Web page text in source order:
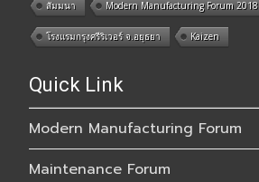
สัมมนา Modern Manufacturing Forum 2018
โรงแรมกรุงศรีริเวอร์ จ.อยุธยา Kaizen
Quick Link
Modern Manufacturing Forum
Maintenance Forum